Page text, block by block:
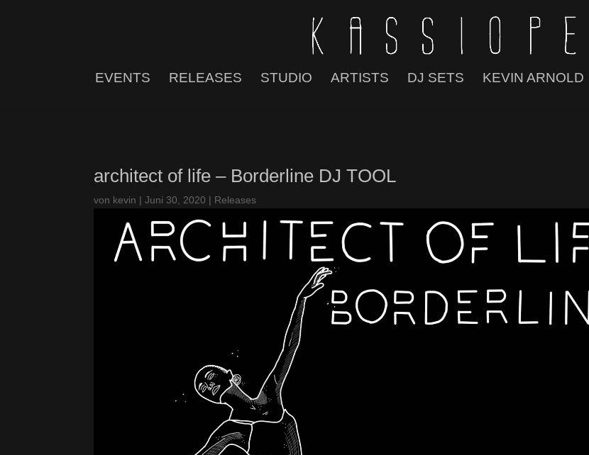
EVENTS RELEASES STUDIO ARTISTS DJ SETS KEVIN ARNOLD
architect of life – Borderline DJ TOOL
von kevin | Juni 30, 2020 | Releases